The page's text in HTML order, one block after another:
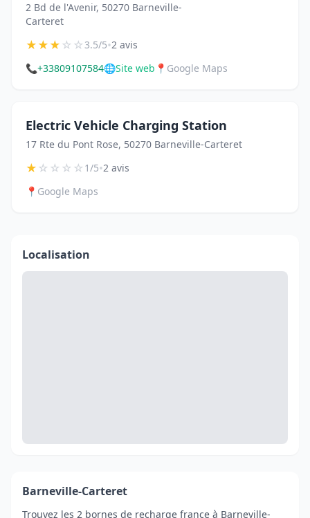
2 Bd de l'Avenir, 50270 Barneville-
Carteret
★★★☆☆3.5/5•2 avis
📞+33809107584🌐Site web 📍 Google Maps
Electric Vehicle Charging Station
17 Rte du Pont Rose, 50270 Barneville-Carteret
★☆☆☆☆1/5•2 avis
📍 Google Maps
Localisation
Barneville-Carteret
Trouvez les 2 bornes de recharge france à Barneville-